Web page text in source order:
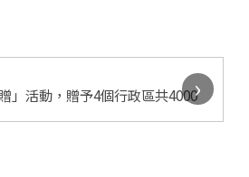
」活動，贈予4個行政區共4000›